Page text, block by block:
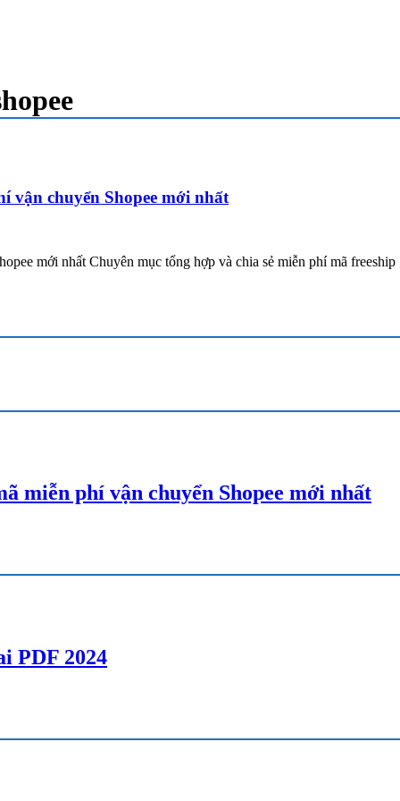
vận chuyển Shopee mới nhất
mới nhất Chuyên mục tổng hợp và chia sẻ miễn phí mã
miễn phí vận chuyển Shopee mới nhất
PDF 2024